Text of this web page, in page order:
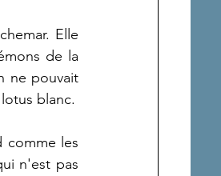
Elle
de la
ne pouvait
blanc.
comme les
n'est pas